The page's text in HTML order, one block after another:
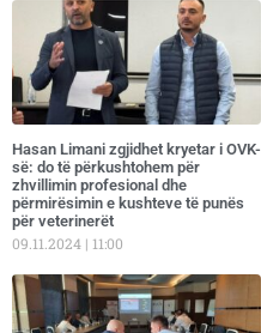
Hasan Limani zgjidhet kryetar i OVK-
së: do të përkushtohem për
zhvillimin profesional dhe
përmirësimin e kushteve të punës
për veterinerët
09.11.2024 11:00